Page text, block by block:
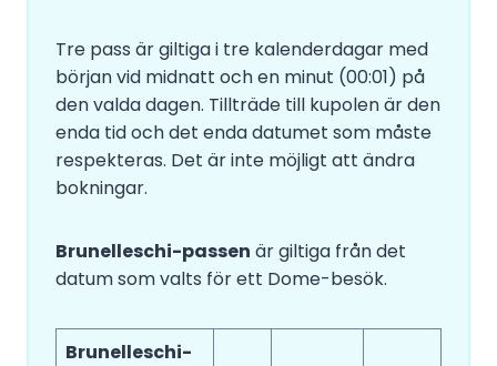
Tre pass är giltiga i tre kalenderdagar med
början vid midnatt och en minut (00:01) på
den valda dagen. Tillträde till kupolen är den
enda tid och det enda datumet som måste
respekteras. Det är inte möjligt att ändra
bokningar.
Brunelleschi-passen är giltiga från det
datum som valts för ett Dome-besök.
Brunelleschi-